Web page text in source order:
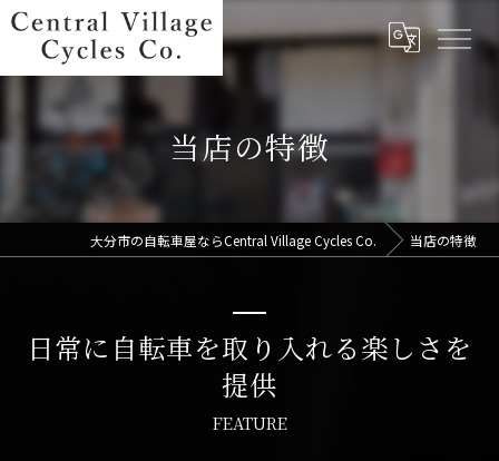
当店の特徴
大分市の自転車屋ならCentral Village Cycles Co. 当店の特徴
日常に自転車を取り入れる楽しさを
提供
FEATURE